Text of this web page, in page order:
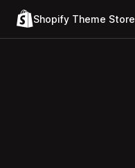
Shopify Theme Store